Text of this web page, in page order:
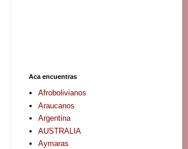
Aca encuentras
Afrobolivianos
Araucanos
Argentina
AUSTRALIA
Aymaras